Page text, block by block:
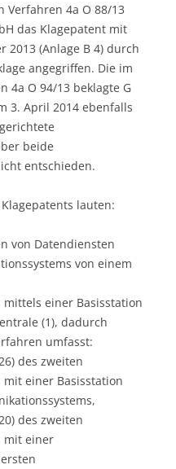
Verfahren 4a O 88/13
das Klagepatent mit
2013 (Anlage B 4) durch
angegriffen. Die im
4a O 94/13 beklagte G
3. April 2014 ebenfalls
beide
entschieden.
lauten:
von Datendiensten
von einem
einer Basisstation
(1), dadurch
umfasst:
des zweiten
einer Basisstation
des zweiten
mit einer